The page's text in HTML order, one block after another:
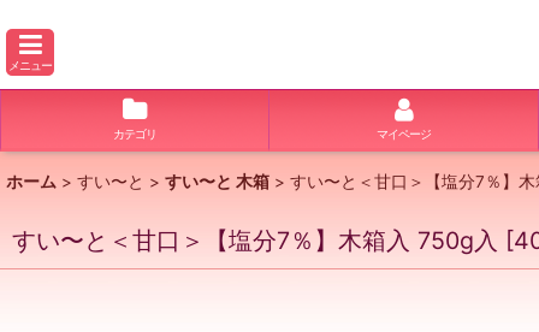
メニュー
カテゴリ マイページ
ホーム > すい〜と > すい〜と 木箱 > すい〜と＜甘口＞【塩分7％】
すい〜と＜甘口＞【塩分7％】木箱入 750g入 [